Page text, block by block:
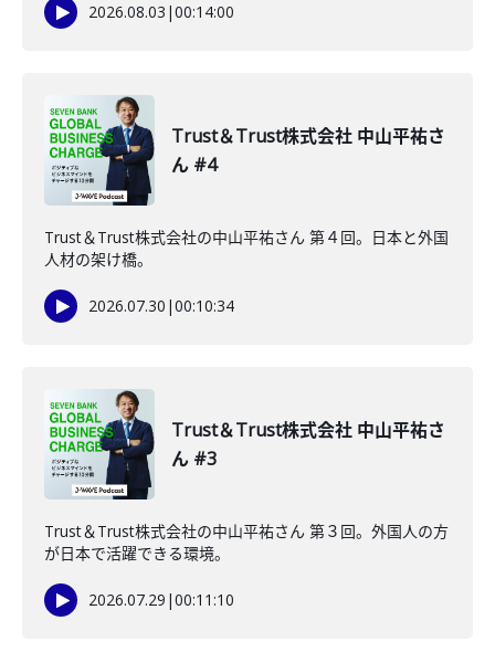
2026.08.03 |00:14:00
Trust＆Trust株式会社 中山平祐さ
ん #4
Trust＆Trust株式会社の中山平祐さん 第４回。日本と外国
人材の架け橋。
2026.07.30 |00:10:34
Trust＆Trust株式会社 中山平祐さ
ん #3
Trust＆Trust株式会社の中山平祐さん 第３回。外国人の方
が日本で活躍できる環境。
2026.07.29 |00:11:10